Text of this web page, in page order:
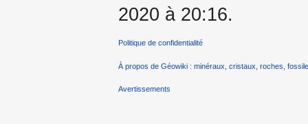
2020 à 20:16.
Politique de confidentialité
À propos de Géowiki : minéraux, cristaux, roches,
Avertissements